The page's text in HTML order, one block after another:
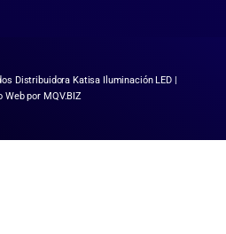
Distribuidora Katisa Iluminación LED |
Web por MQV.BIZ